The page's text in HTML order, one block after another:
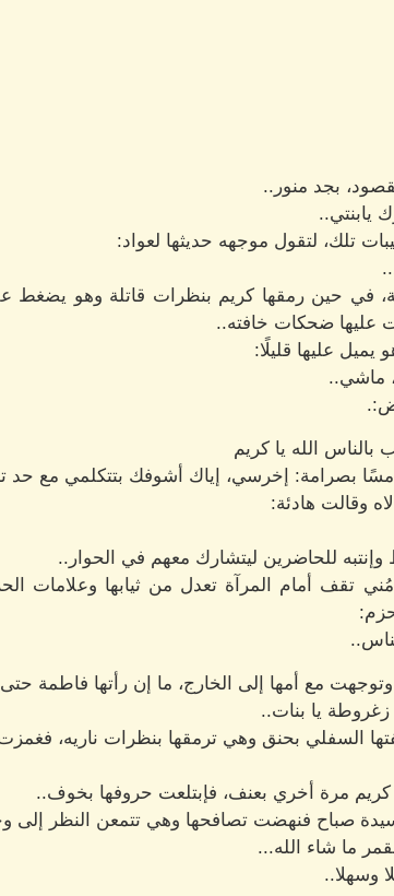
بجد منور..
يابنتي..
تلك، لتقول موجهه حديثها لعواد:
في حين رمقها كريم بنظرات قاتلة وهو
عليها ضحكات خافته..
يميل عليها قليلًا:
ماشي..
بالناس الله يا كريم
بصرامة: إخرسي، إياك أشوفك بتتكلمي مع حد
وقالت هادئة:
للحاضرين ليتشارك معهم في الحوار..
تقف أمام المرآة تعدل من ثيابها
مع أمها إلى الخارج، ما إن رأتها فاطمة
يا بنات..
السفلي بحنق وهي ترمقها بنظرات ناريه، فغمزت
مرة أخري بعنف، فإبتلعت حروفها بخوف..
صباح فنهضت تصافحها وهي تتمعن النظر إلى
ما شاء الله...
وسهلا..